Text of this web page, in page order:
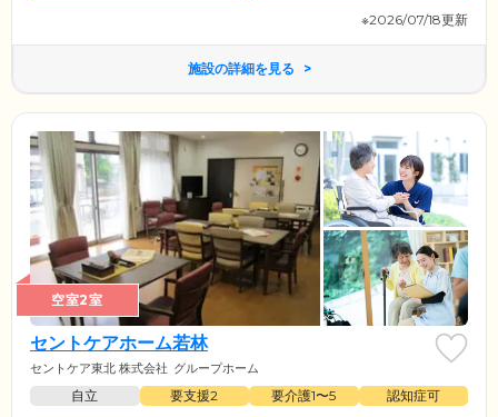
※2026/07/18更新
施設の詳細を見る
空室2室
セントケアホーム若林
セントケア東北 株式会社 グループホーム
自立 要支援2 要介護1〜5
認知症可